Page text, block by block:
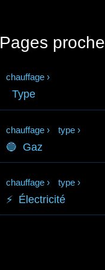
Pages
chauffage ›
Type
chauffage › type ›
🔵 Gaz
chauffage › type ›
⚡ Électricité